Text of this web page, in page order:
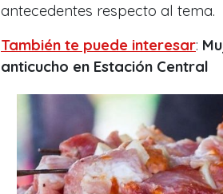
antecedentes respecto al tema.
También te puede interesar:
anticucho en Estación Central